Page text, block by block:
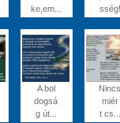
ke,em...
sség!
A bol
dogsá
g út...
Nincs
miér
t cs...